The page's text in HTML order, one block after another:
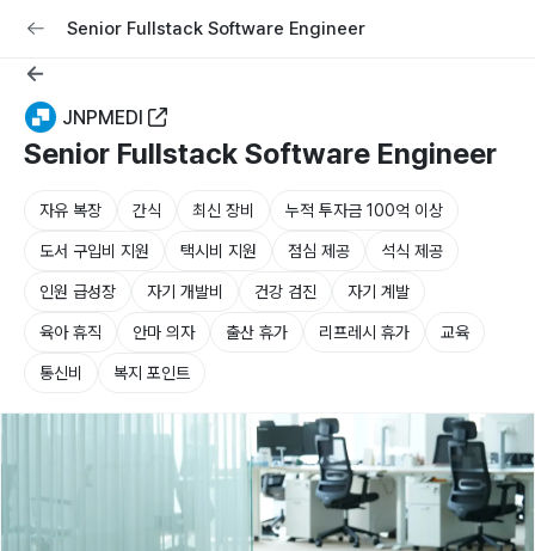
교육 커리어
Senior Fullstack Software Engineer
JNPMEDI
Senior Fullstack Software Engineer
자유 복장 간식 최신 장비 누적 투자금 100억 이상
도서 구입비 지원 택시비 지원 점심 제공 석식 제공
인원 급성장 자기 개발비 건강 검진 자기 계발
육아 휴직 안마 의자 출산 휴가 리프레시 휴가 교육
통신비 복지 포인트